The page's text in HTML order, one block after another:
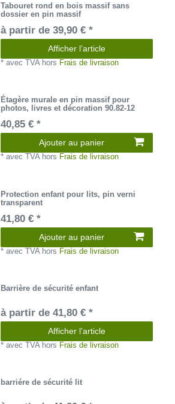
Tabouret rond en bois massif sans
dossier en pin massif
à partir de 39,90 € *
Afficher l’article
*avec TVA hors Frais de livraison
Étagère murale en pin massif pour
photos, livres et décoration 90.82-12
40,85 € *
Ajouter au panier
*avec TVAhors Frais de livraison
Protection enfant pour lits, pin verni
transparent
41,80 € *
Ajouter au panier
*avec TVA hors Frais de livraison
Barrière de sécurité enfant
à partir de 41,80 € *
Afficher l’article
*avec TVAhors Frais de livraison
barriére de sécurité lit